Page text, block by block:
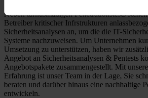
Neben turnusmäßigen Penetrationstests
Betreiber kritischer Infrstrukturen
Sicherheitsanalysen an, um die die IT-
Systeme nachzuweisen. Um Unternehmen
Umsetzung zu unterstützen, haben wir
Angebot an Sicherheitsanalysen & Pentests
Angebotspakete zusammengestellt. Mit
Erfahrung ist unser Team in der Lage, Sie
beraten und darüber hinaus eine nachhaltige
entwickeln.